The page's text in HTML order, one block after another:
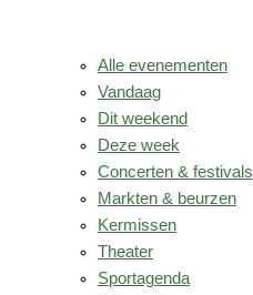
Alle evenementen
Vandaag
Dit weekend
Deze week
Concerten & festivals
Markten & beurzen
Kermissen
Theater
Sportagenda